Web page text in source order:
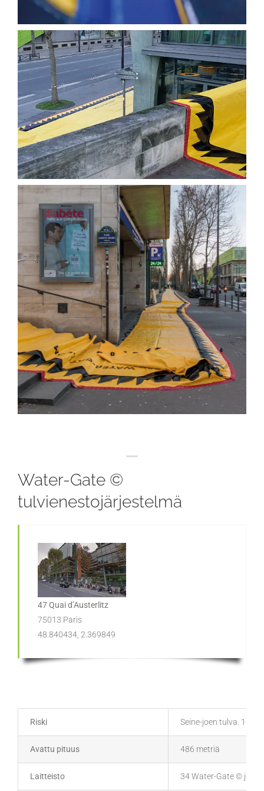
Water-Gate ©
tulvienestojärjestelmä
47 Quai d’Austerlitz
75013 Paris
48.840434, 2.369849
Riski Seine-joen tulva. 100
Avattu pituus 486 metriä
Laitteisto 34 Water-Gate ©